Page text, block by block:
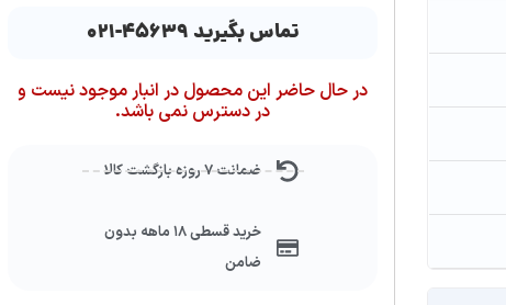
تماس بگیرید ۴۵۶۳۹-۰۲۱
در حال حاضر این محصول در انبار موجود نیست و
در دسترس نمی باشد.
ضمانت ۷ روزه بازگشت کالا
خرید قسطی ۱۸ ماهه بدون
ضامن